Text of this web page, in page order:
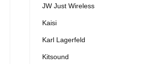
JW Just Wireless
Kaisi
Karl Lagerfeld
Kitsound